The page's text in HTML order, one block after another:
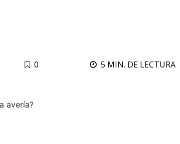
0 5 MIN. DE LECTURA